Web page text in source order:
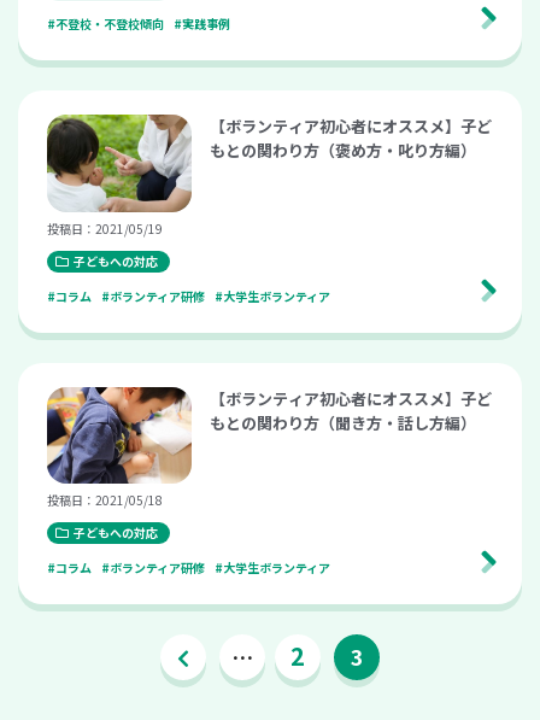
#不登校・不登校傾向
#実践事例
【ボランティア初心者にオススメ】子ど
もとの関わり方（褒め方・叱り方編）
投稿日：2021/05/19
子どもへの対応
#コラム
#ボランティア研修 #大学生ボランティア
【ボランティア初心者にオススメ】子ど
もとの関わり方（聞き方・話し方編）
投稿日：2021/05/18
子どもへの対応
#コラム
#ボランティア研修 #大学生ボランティア
… 2 3